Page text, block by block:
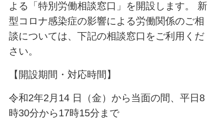
よる「特別労働相談窓口」を開設します。 新
型コロナ感染症の影響による労働関係のご相
談については、下記の相談窓口をご利用くだ
さい。
【開設期間・対応時間】
令和2年2月14 日（金）から当面の間、平日8
時30分から17時15分まで